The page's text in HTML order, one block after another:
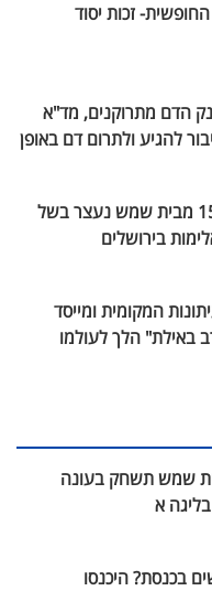
זכות יסוד
הדם מתרוקנים, מד"א
להגיע ולתרום דם באופן
קטין בן 15 מבית שמש נעצר בשל
בירושלים
המקומית ומייסד
באילת" הלך לעולמו
שמש תשחק בעונה
א
בכנסת? היכנסו